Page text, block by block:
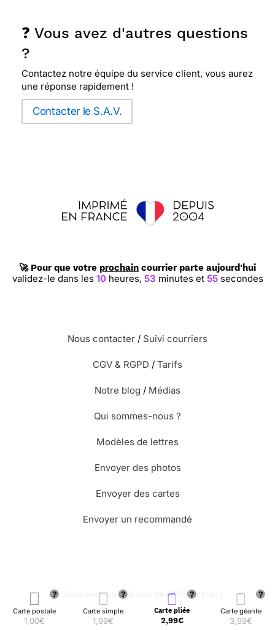
Carte postale
1,00€
Carte simple
1,99€
Carte pliée
2,99€
Carte géante
3,99€
❓ Vous avez d'autres questions
?
Contactez notre équipe du service client, vous aurez
une réponse rapidement !
Contacter le S.A.V.
🚀 Pour que votre prochain courrier parte aujourd'hui
validez-le dans les 10heures, 53 minutes et 54 secondes
Nous contacter / Suivi courriers
CGV & RGPD / Tarifs
Notre blog / Médias
Qui sommes-nous ?
Modèles de lettres
Envoyer des photos
Envoyer des cartes
Envoyer un recommandé
🌳 Nous avons planté plus de 13.000 arbres !